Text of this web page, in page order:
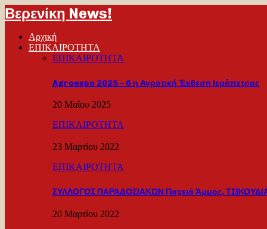
Βερενίκη News!
Αρχική
ΕΠΙΚΑΙΡΟΤΗΤΑ
ΕΠΙΚΑΙΡΟΤΗΤΑ
Agroexpo 2025 – 6 η Αγροτική Έκθεση Ιεράπετρας
20 Μαΐου 2025
ΕΠΙΚΑΙΡΟΤΗΤΑ
23 Μαρτίου 2022
ΕΠΙΚΑΙΡΟΤΗΤΑ
ΣΥΛΛΟΓΟΣ ΠΑΡΑΔΟΣΙΑΚΩΝ Παχειά Άμμος,
20 Μαρτίου 2022